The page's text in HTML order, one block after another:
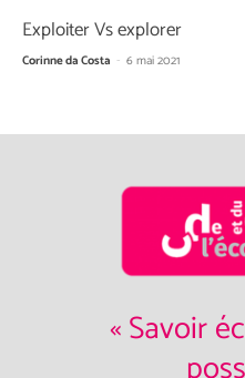
Exploiter Vs explorer
Corinne da Costa - 6 mai 2021
« Savoir